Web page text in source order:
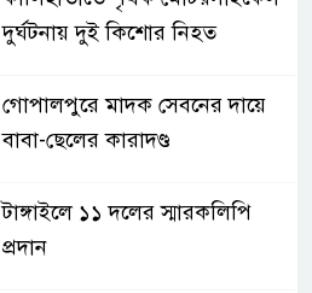
দুর্ঘটনায় দুই কিশোর নিহত
গোপালপুরে মাদক সেবনের দায়ে
বাবা-ছেলের কারাদণ্ড
টাঙ্গাইলে ১১ দলের স্মারকলিপি
প্রদান